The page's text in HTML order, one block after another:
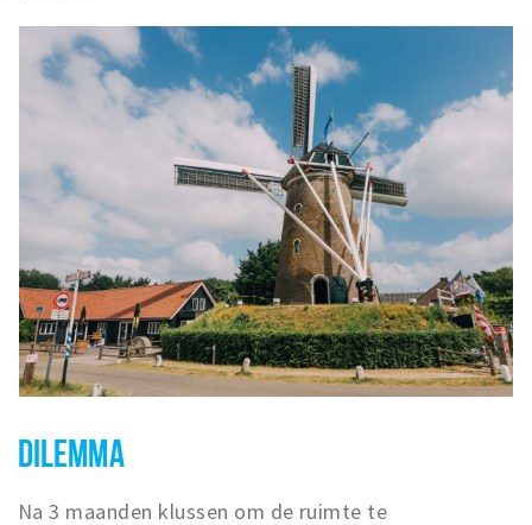
DILEMMA
Na 3 maanden klussen om de ruimte te